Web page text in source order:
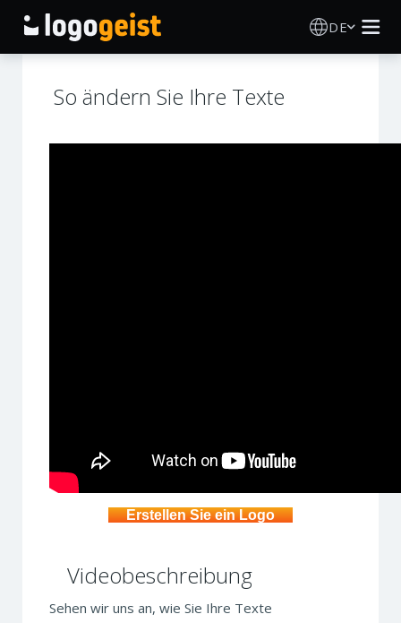
DE
So ändern Sie Ihre Texte
Erstellen Sie ein Logo
Videobeschreibung
Sehen wir uns an, wie Sie Ihre Texte